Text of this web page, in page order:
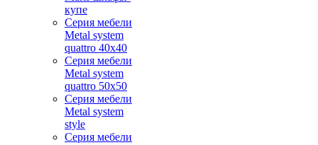
купе
Серия мебели
Metal system
quattro 40x40
Серия мебели
Metal system
quattro 50x50
Серия мебели
Metal system
style
Серия мебели